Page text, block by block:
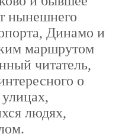
нынешнего
Динамо и
маршрутом
читатель,
о
людях,